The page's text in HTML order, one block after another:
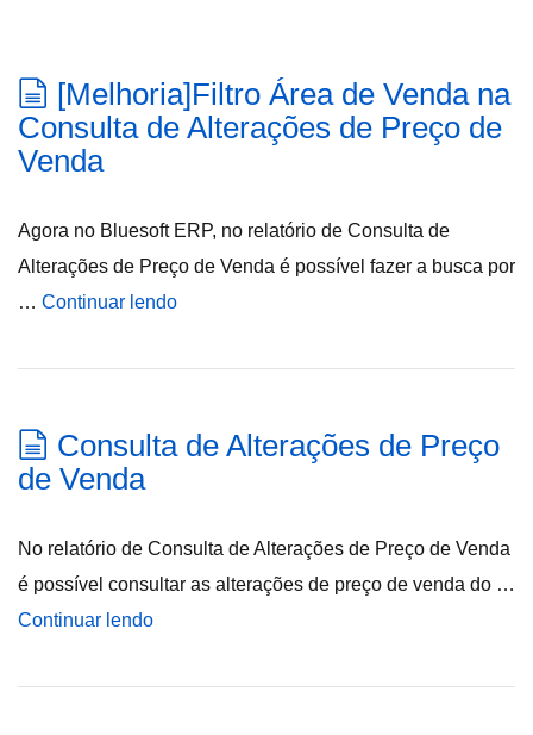
[Melhoria]Filtro Área de Venda na
Consulta de Alterações de Preço de
Venda
Agora no Bluesoft ERP, no relatório de Consulta de
Alterações de Preço de Venda é possível fazer a busca por
… Continuar lendo
Consulta de Alterações de Preço
de Venda
No relatório de Consulta de Alterações de Preço de Venda
é possível consultar as alterações de preço de venda do …
Continuar lendo